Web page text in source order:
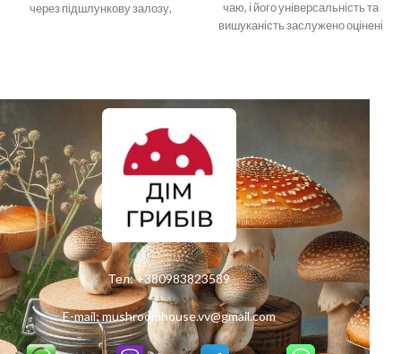
через підшлункову залозу,
чаю, і його універсальність та
вишуканість заслужено оцінені
Тел:+380983823589
E-mail:mushroomhouse.vv@gmail.com